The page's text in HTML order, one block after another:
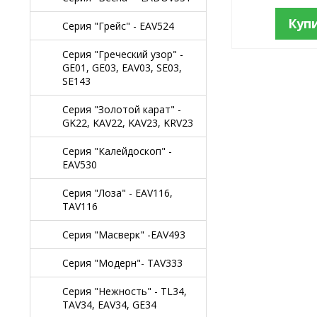
Серия "Грейс" - EAV524
Серия "Греческий узор" -
GE01, GE03, EAV03, SE03,
SE143
Серия "Золотой карат" -
GK22, KAV22, KAV23, KRV23
Серия "Калейдоскоп" -
EAV530
Серия "Лоза" - EAV116,
TAV116
Серия "Масверк" -EAV493
Серия "Модерн"- TAV333
Серия "Нежность" - TL34,
TAV34, EAV34, GE34